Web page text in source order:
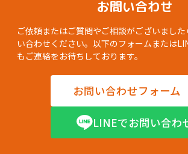
お問い合わせ
ご依頼またはご質問やご相談がございまし
い合わせください。以下のフォームまたは
もご連絡をお待ちしております。
お問い合わせフォーム
LINEでお問い合わ